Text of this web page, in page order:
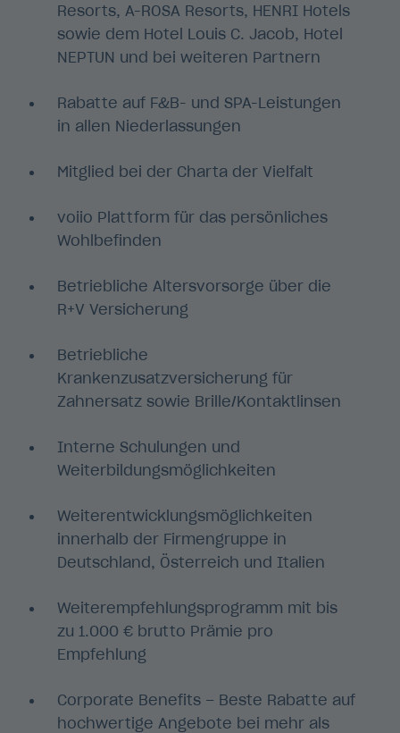
Resorts, A-ROSA Resorts, HENRI Hotels
sowie dem Hotel Louis C. Jacob, Hotel
NEPTUN und bei weiteren Partnern
Rabatte auf F&B- und SPA-Leistungen
in allen Niederlassungen
Mitglied bei der Charta der Vielfalt
voiio Plattform für das persönliches
Wohlbefinden
Betriebliche Altersvorsorge über die
R+V Versicherung
Betriebliche
Krankenzusatzversicherung für
Zahnersatz sowie Brille/Kontaktlinsen
Interne Schulungen und
Weiterbildungsmöglichkeiten
Weiterentwicklungsmöglichkeiten
innerhalb der Firmengruppe in
Deutschland, Österreich und Italien
Weiterempfehlungsprogramm mit bis
zu 1.000 € brutto Prämie pro
Empfehlung
Corporate Benefits – Beste Rabatte auf
hochwertige Angebote bei mehr als